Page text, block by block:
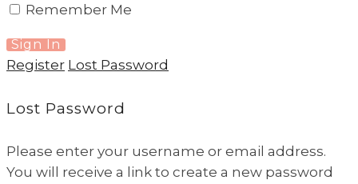
Remember Me
Register Lost Password
Lost Password
Please enter your username or email address.
You will receive a link to create a new password